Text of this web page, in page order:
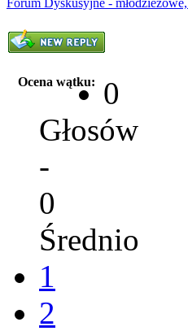
Forum Dyskusyjne -
Ocena wątku:
0
Głosów
-
0
Średnio
1
2